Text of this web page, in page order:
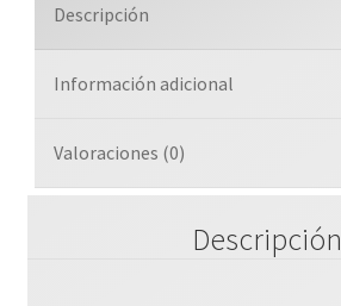
Descripción
Información adicional
Valoraciones (0)
Descripción